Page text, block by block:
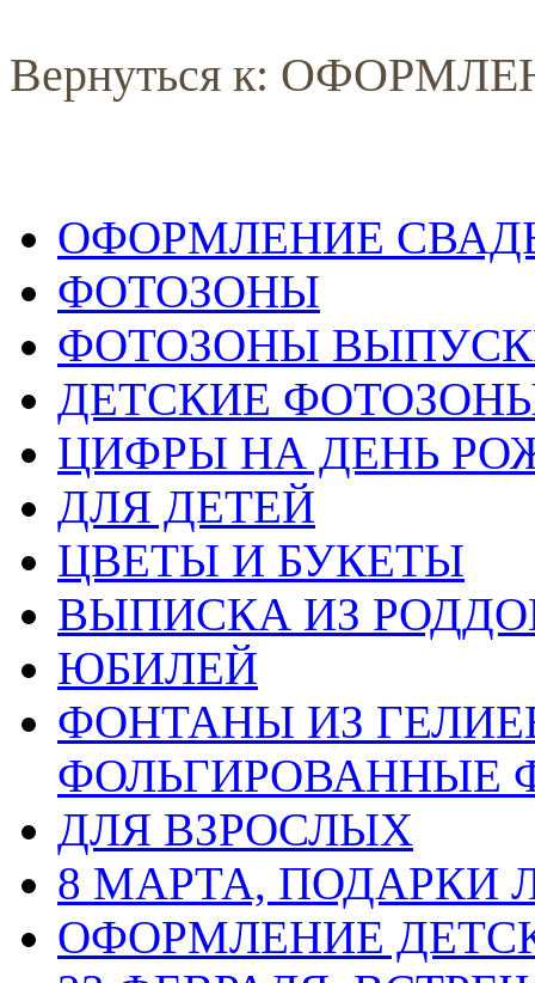
Вернуться к:
ОФОРМЛЕНИЕ
ФОТОЗОНЫ
ФОТОЗОНЫ
ДЕТСКИЕ
ЦИФРЫ НА ДЕНЬ
ДЛЯ ДЕТЕЙ
ЦВЕТЫ И БУКЕТЫ
ВЫПИСКА ИЗ
ЮБИЛЕЙ
ФОНТАНЫ ИЗ
ФОЛЬГИРОВАННЫЕ
ДЛЯ ВЗРОСЛЫХ
8 МАРТА,
ОФОРМЛЕНИЕ